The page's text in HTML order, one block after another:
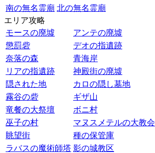
南の無名霊廟 北の無名霊廟
エリア攻略
モースの廃墟
アンテの廃墟
懲罰砦
デオの指遺跡
奈落の森
青海岸
リアの指遺跡
神殿街の廃墟
隠された地
カロの隠し墓地
霧谷の砦
ギザ山
竜餐の大祭壇
ボニ村
巫子の村
マヌスメテルの大教会
眺望街
種の保管庫
ラバスの魔術師塔 影の城教区